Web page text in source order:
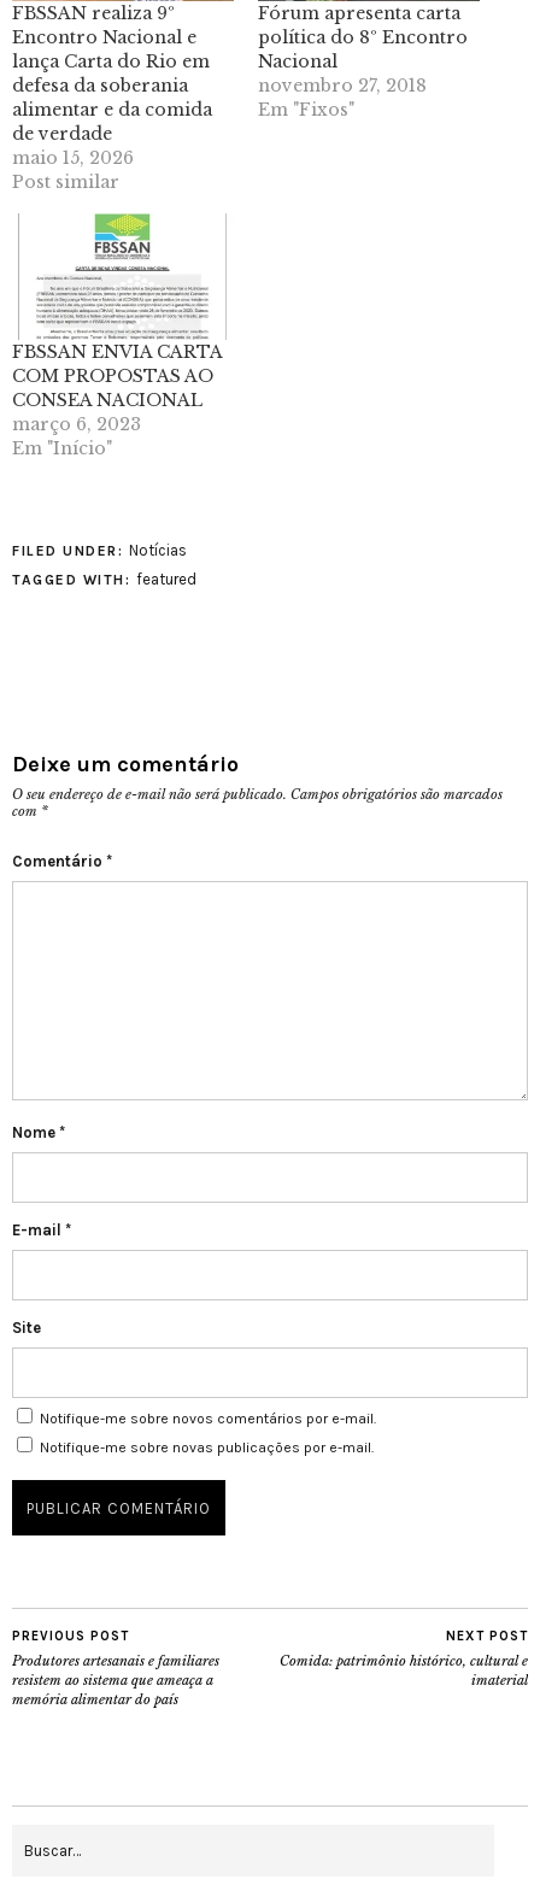
FBSSAN realiza 9º
Encontro Nacional e
lança Carta do Rio em
defesa da soberania
alimentar e da comida
de verdade
maio 15, 2026
Post similar
Fórum apresenta carta
política do 8º Encontro
Nacional
novembro 27, 2018
Em "Fixos"
FBSSAN ENVIA CARTA
COM PROPOSTAS AO
CONSEA NACIONAL
março 6, 2023
Em "Início"
FILED UNDER: Notícias
TAGGED WITH: featured
Deixe um comentário
O seu endereço de e-mail não será publicado. Campos obrigatórios são marcados
com *
Comentário *
Nome *
E-mail *
Site
Notifique-me sobre novos comentários por e-mail.
Notifique-me sobre novas publicações por e-mail.
PREVIOUS POST
Produtores artesanais e familiares
resistem ao sistema que ameaça a
memória alimentar do país
NEXT POST
Comida: patrimônio histórico, cultural e
imaterial